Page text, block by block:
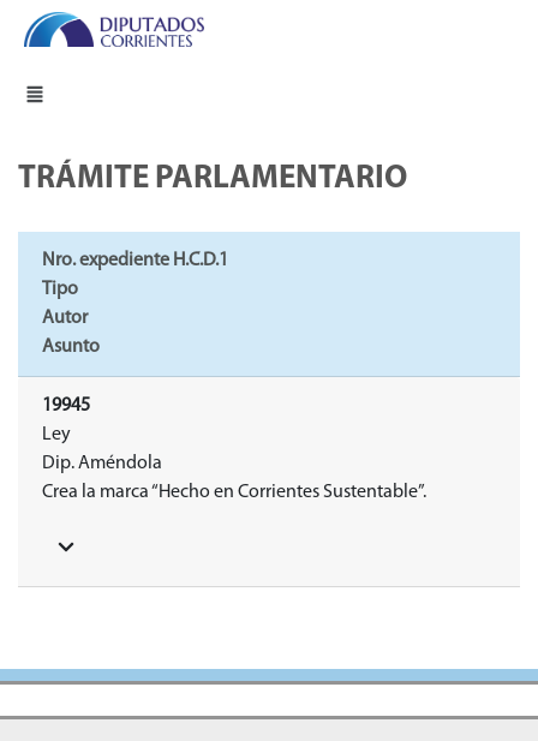
TRÁMITE PARLAMENTARIO
Nro. expediente H.C.D.1
Tipo
Autor
Asunto
19945
Ley
Dip. Améndola
Crea la marca “Hecho en Corrientes Sustentable”.